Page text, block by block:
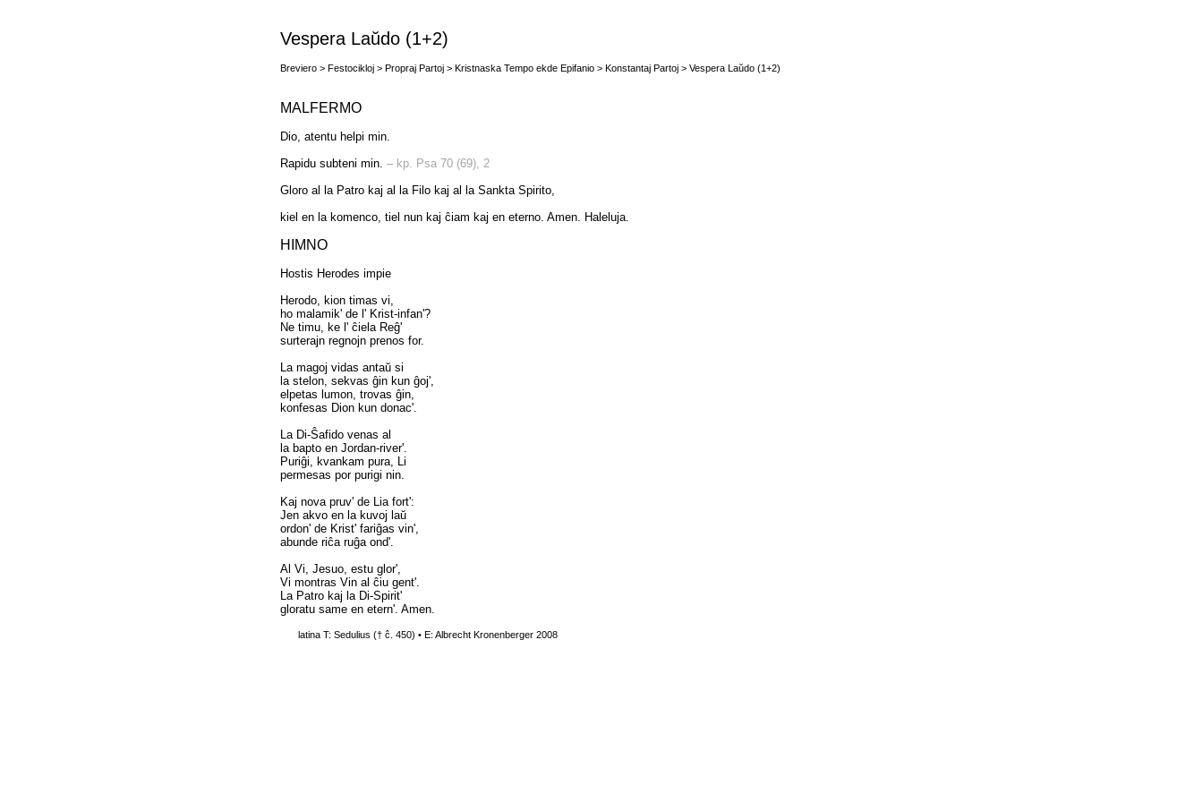
Vespera Laŭdo (1+2)
Breviero > Festocikloj > Propraj Partoj > Kristnaska Tempo ekde Epifanio > Konstantaj Partoj > Vespera Laŭdo (1+2)
MALFERMO
Dio, atentu helpi min.
Rapidu subteni min. – kp. Psa 70 (69), 2
Gloro al la Patro kaj al la Filo kaj al la Sankta Spirito,
kiel en la komenco, tiel nun kaj ĉiam kaj en eterno. Amen. Haleluja.
HIMNO
Hostis Herodes impie
Herodo, kion timas vi,
ho malamik' de l' Krist-infan'?
Ne timu, ke l' ĉiela Reĝ'
surterajn regnojn prenos for.
La magoj vidas antaŭ si
la stelon, sekvas ĝin kun ĝoj',
elpetas lumon, trovas ĝin,
konfesas Dion kun donac'.
La Di-Ŝafido venas al
la bapto en Jordan-river'.
Puriĝi, kvankam pura, Li
permesas por purigi nin.
Kaj nova pruv' de Lia fort':
Jen akvo en la kuvoj laŭ
ordon' de Krist' fariĝas vin',
abunde riĉa ruĝa ond'.
Al Vi, Jesuo, estu glor',
Vi montras Vin al ĉiu gent'.
La Patro kaj la Di-Spirit'
gloratu same en etern'. Amen.
latina T: Sedulius († ĉ. 450) • E: Albrecht Kronenberger 2008